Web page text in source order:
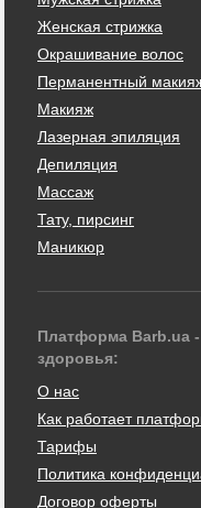
Женская стрижка
Окрашивание волос
Перманентный
Макияж
Лазерная эпиляция
Депиляция
Массаж
Тату, пирсинг
Маникюр
Платформа Barb.ua -
здоровья:
О нас
Как работает
Тарифы
Политика
Договор оферты